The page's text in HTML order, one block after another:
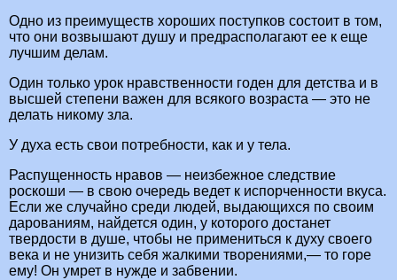
Одно из преимуществ хороших поступков состоит в том,
что они возвышают душу и предрасполагают ее к еще
лучшим делам.
Один только урок нравственности годен для детства и в
высшей степени важен для всякого возраста — это не
делать никому зла.
У духа есть свои потребности, как и у тела.
Распущенность нравов — неизбежное следствие
роскоши — в свою очередь ведет к испорченности вкуса.
Если же случайно среди людей, выдающихся по своим
дарованиям, найдется один, у которого достанет
твердости в душе, чтобы не примениться к духу своего
века и не унизить себя жалкими творениями,— то горе
ему! Он умрет в нужде и забвении.